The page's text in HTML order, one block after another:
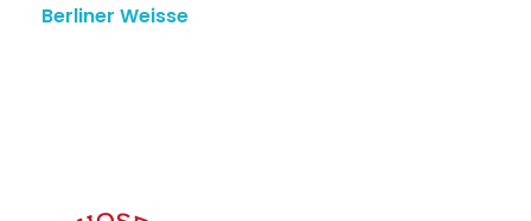
Berliner Weisse